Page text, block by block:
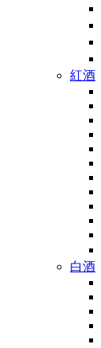
紅酒
白酒